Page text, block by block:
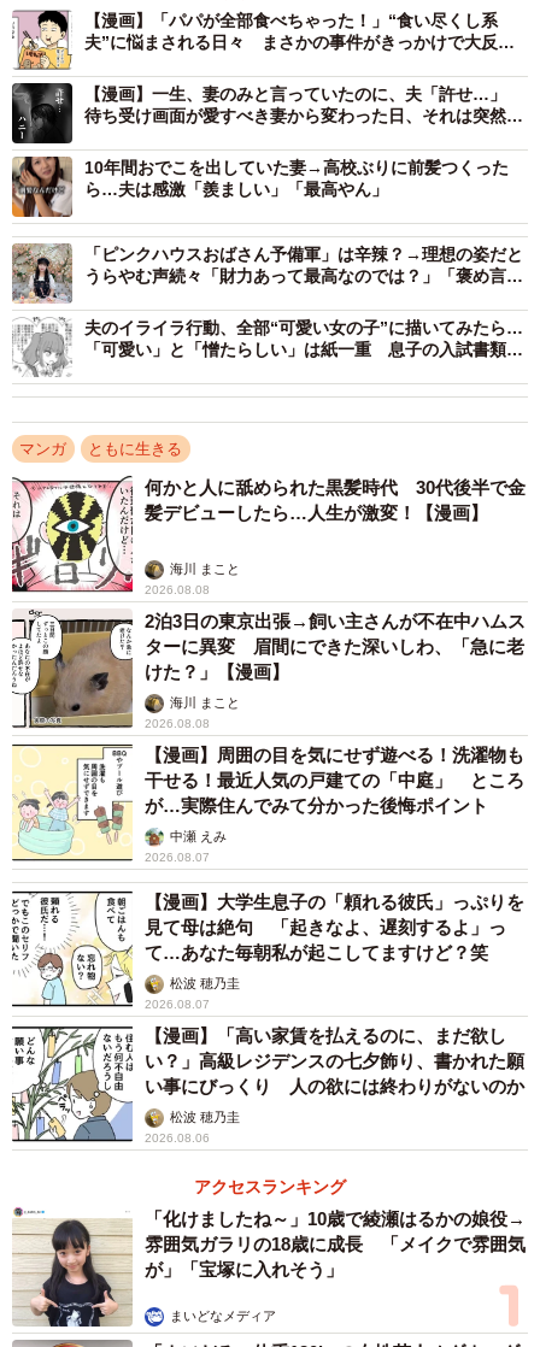
「クローゼットの中を整理していたら、奥の方から美少女
アニメキャラのキーホルダーやフィギュア、ライブ用のペ
ンライトがごそっと出てきたんです。私のものじゃない…
ということは、夫の！？と、すごく驚きましたね」
思わず「えっ？」と声が出たC子さん。夫に問いただすと、
最初は「昔ちょっと見てただけ」とごまかしていたもの
の、話していくうちに観念したように白状したといいま
す。
「実は、昔めちゃくちゃハマってて、グッズも捨てられな
まさかの形で「隠れオタ」バレしてしまった夫。それまでC
子さんの趣味を冷笑していた夫が、実は美少女アニメが大
好きな同じ穴のムジナだったというオチに、C子さんはなん
とも言えない気持ちになったそうです。
「だったら最初から素直に言えばよかったのに…って。私
は堂々と楽しんでるのに、なんで夫はコソコソ隠れて、し
かもこちらを見下す必要があったんだろう？って思いまし
た」
趣味に優劣なんて、ない
クローゼットの奥には、とんでもないモノが！？
この出来事をきっかけに、夫婦で「お互いの趣味を否定し
ないこと」を暗黙のルールにしたというC子さん。今では、
【漫画】「パパが全部食べちゃった！」“食い尽くし系
夫”に悩まされる日々 まさかの事件がきっかけで大反
【漫画】一生、妻のみと言っていたのに、夫「許せ…」
待ち受け画面が愛すべき妻から変わった日、それは突然だ
10年間おでこを出していた妻→高校ぶりに前髪つくった
ら…夫は感激「羨ましい」「最高やん」
「ピンクハウスおばさん予備軍」は辛辣？→理想の姿だと
うらやむ声続々「財力あって最高なのでは？」「褒め言
夫のイライラ行動、全部“可愛い女の子”に描いてみたら…
「可愛い」と「憎たらしい」は紙一重 息子の入試書類に
マンガ ともに生きる
何かと人に舐められた黒髪時代 30代後半で金
髪デビューしたら…人生が激変！【漫画】
海川 まこと
2026.08.08
2泊3日の東京出張→飼い主さんが不在中ハムス
ターに異変 眉間にできた深いしわ、「急に老
けた？」【漫画】
海川 まこと
2026.08.08
【漫画】周囲の目を気にせず遊べる！洗濯物も
干せる！最近人気の戸建ての「中庭」 ところ
が…実際住んでみて分かった後悔ポイント
中瀬 えみ
2026.08.07
【漫画】大学生息子の「頼れる彼氏」っぷりを
見て母は絶句 「起きなよ、遅刻するよ」っ
て…あなた毎朝私が起こしてますけど？笑
松波 穂乃圭
2026.08.07
【漫画】「高い家賃を払えるのに、まだ欲し
い？」高級レジデンスの七夕飾り、書かれた願
い事にびっくり 人の欲には終わりがないのか
松波 穂乃圭
2026.08.06
アクセスランキング
「化けましたね～」10歳で綾瀬はるかの娘役→
雰囲気ガラリの18歳に成長 「メイクで雰囲気
が」「宝塚に入れそう」
まいどなメディア